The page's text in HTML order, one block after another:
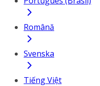
Română
Svenska
Tiếng Việt